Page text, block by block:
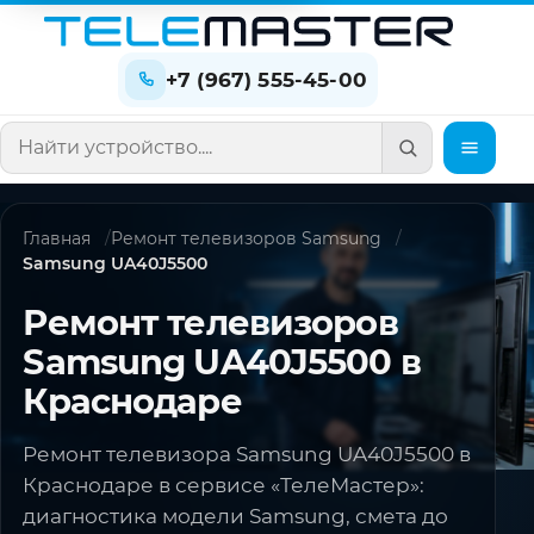
+7 (967) 555-45-00
Поиск по сайту
Главная
Ремонт телевизоров Samsung
Samsung UA40J5500
Ремонт телевизоров
Samsung UA40J5500 в
Краснодаре
Ремонт телевизора Samsung UA40J5500 в
Краснодаре в сервисе «ТелеМастер»:
диагностика модели Samsung, смета до